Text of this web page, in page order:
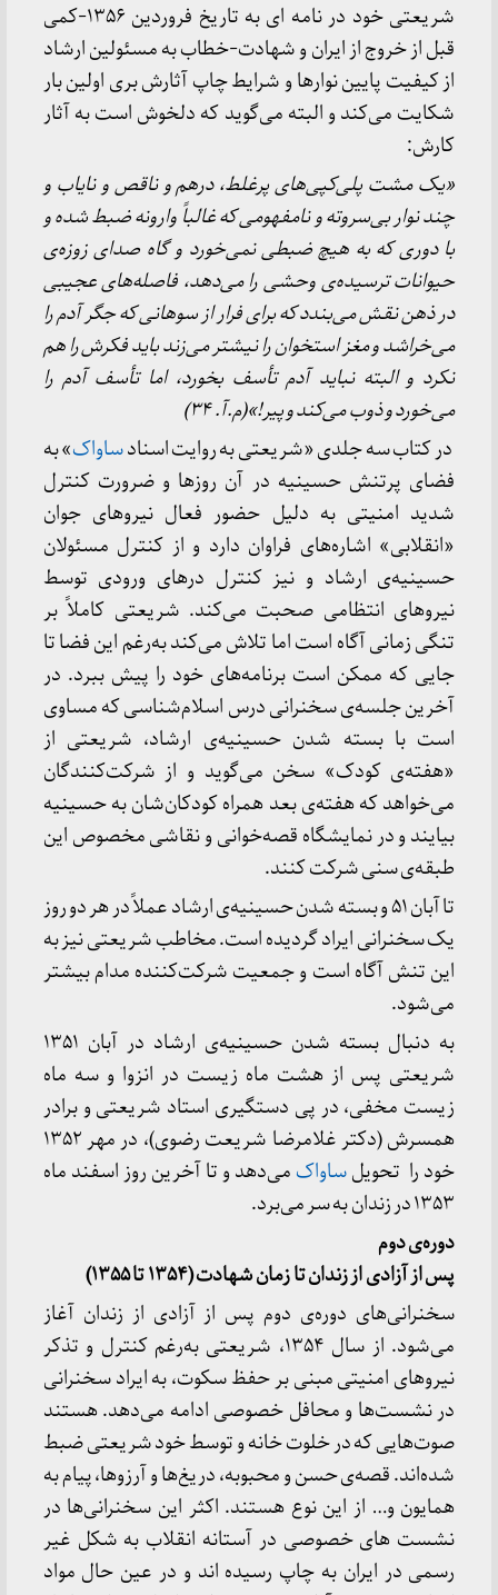
شریعتی خود در نامه ای به تاریخ فروردین ۱۳۵۶-کمی
قبل از خروج از ایران و شهادت-خطاب به مسئولین ارشاد
از کیفیت پایین نوارها و شرایط چاپ آثارش بری اولین بار
شکایت می‌کند و البته می‌گوید که دلخوش است به آثار
کارش:
«یک مشت پلیکپیهای پرغلط، درهم و ناقص و نایاب و
چند نوار بیسروته و نامفهومی که غالباً وارونه ضبط شده و
با دوری که به هیچ ضبطی نمیخورد و گاه صدای زوزهی
حیوانات ترسیدهی وحشی را میدهد، فاصلههای عجیبی
در ذهن نقش میبندد که برای فرار از سوهانی که جگر آدم را
میخراشد و مغز استخوان را نیشتر میزند باید فکرش را هم
نکرد و البته نباید آدم تأسف بخورد، اما تأسف آدم را
میخورد و ذوب میکند و پیر!»(م.آ. ۳۴)
در کتاب سه جلدی «شریعتی به روایت اسنادساواک» به
فضای پرتنش حسینیه در آن روزها و ضرورت کنترل
شدید امنیتی به دلیل حضور فعال نیروهای جوان
«انقلابی» اشاره‌های فراوان دارد و از کنترل مسئولان
حسینیه‌ی ارشاد و نیز کنترل درهای ورودی توسط
نیروهای انتظامی صحبت می‌کند. شریعتی کاملاً بر
تنگی زمانی آگاه است اما تلاش می‌کند به‌رغم این فضا تا
جایی که ممکن است برنامه‌های خود را پیش ببرد. در
آخرین جلسه‌ی سخنرانی درس اسلام‌شناسی که مساوی
است با بسته شدن حسینیه‌ی ارشاد، شریعتی از
«هفته‌ی کودک» سخن می‌گوید و از شرکت‌کنندگان
می‌خواهد که هفته‌ی بعد همراه کودکان‌شان به حسینیه
بیایند و در نمایشگاه قصه‌خوانی و نقاشی مخصوص این
طبقه‌ی سنی شرکت کنند.
تا آبان ۵۱ و بسته شدن حسینیه‌ی ارشاد عملاً در هر دو روز
یک سخنرانی ایراد گردیده است. مخاطب شریعتی نیز به
این تنش آگاه است و جمعیت شرکت‌کننده مدام بیشتر
می‌شود.
به دنبال بسته شدن حسینیه‌ی ارشاد در آبان ۱۳۵۱
شریعتی پس از هشت ماه زیست در انزوا و سه ماه
زیست مخفی، در پی دستگیری استاد شریعتی و برادر
همسرش (دکتر غلامرضا شریعت رضوی)، در مهر ۱۳۵۲
خود را تحویلساواک می‌دهد و تا آخرین روز اسفند ماه
۱۳۵۳ در زندان به سر می‌برد.
دورهی دوم
پس از آزادی از زندان تا زمان شهادت (۱۳۵۴ تا ۱۳۵۵)
سخنرانی‌های دوره‌ی دوم پس از آزادی از زندان آغاز
می‌شود. از سال ۱۳۵۴، شریعتی به‌رغم کنترل و تذکر
نیروهای امنیتی مبنی بر حفظ سکوت، به ایراد سخنرانی
در نشست‌ها و محافل خصوصی ادامه می‌دهد. هستند
صوت‌هایی که در خلوت خانه و توسط خود شریعتی ضبط
شده‌اند. قصه‌ی حسن و محبوبه، دریغ‌ها و آرزوها، پیام به
همایون و… از این نوع هستند. اکثر این سخنرانی‌ها در
نشست های خصوصی در آستانه انقلاب به شکل غیر
رسمی در ایران به چاپ رسیده اند و در عین حال مواد